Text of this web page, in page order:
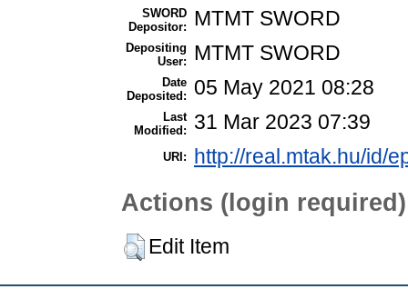
SWORD
Depositor:
MTMT SWORD
Depositing
User:
MTMT SWORD
Date
Deposited:
05 May 2021 08:28
Last
Modified:
31 Mar 2023 07:39
URI: http://real.mtak.hu/id/
Actions (login required)
Edit Item